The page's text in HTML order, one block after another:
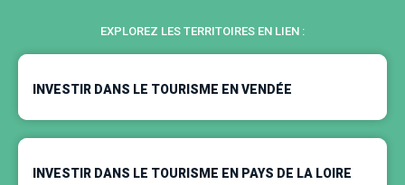
EXPLOREZ LES TERRITOIRES EN LIEN :
INVESTIR DANS LE TOURISME EN VENDÉE
INVESTIR DANS LE TOURISME EN PAYS DE LA LOIRE